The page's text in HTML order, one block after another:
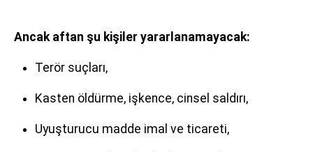
Ancak aftan şu kişiler yararlanamayacak:
Terör suçları,
Kasten öldürme, işkence, cinsel saldırı,
Uyuşturucu madde imal ve ticareti,